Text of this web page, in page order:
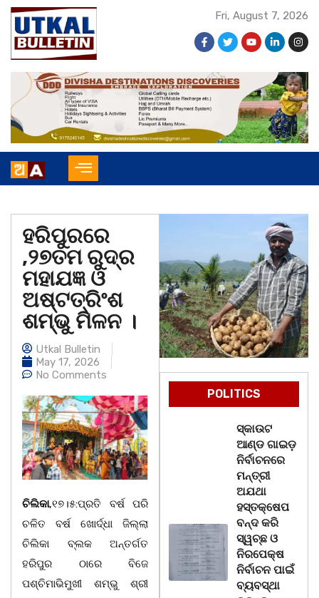
Fri, August 7, 2026
ହରିପୁରରେ
,୨୭ତମ ରୁଦ୍ର
ମହାଯଜ୍ଞ ଓ
ଅଷ୍ଟତ୍ରିଂଶ
ଶମ୍ଭୁ ମିଳନ ।
Utkal Bulletin
May 17, 2026
No Comments
ଚିଲିକା,୧୭।୫:ପ୍ରତି ବର୍ଷ ପରି
ଚଳିତ ବର୍ଷ ଖୋର୍ଦ୍ଧା ଜିଲ୍ଲା
ଚିଲିକା ବ୍ଲକ ଅନ୍ତର୍ଗତ
ହରିପୁର ଠାରେ ବିଜେ
ପଶ୍ଚିମାଭିମୁଖୀ ଶମ୍ଭୁ ଶ୍ରୀ
POLITICS
ସ୍କାଉଟ
ଆଣ୍ଡ ଗାଇଡ଼
ନିର୍ବାଚନରେ
ମନ୍ତ୍ରୀ
ଅଯଥା
ହସ୍ତକ୍ଷେପ
ବନ୍ଦ କରି
ସ୍ୱଚ୍ଛ ଓ
ନିରପେକ୍ଷ
ନିର୍ବାଚନ ପାଇଁ
ବ୍ୟବସ୍ଥା